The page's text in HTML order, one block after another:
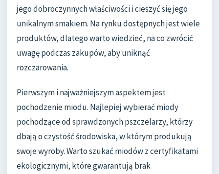
jego dobroczynnych właściwości i cieszyć się jego
unikalnym smakiem. Na rynku dostępnych jest wiele
produktów, dlatego warto wiedzieć, na co zwrócić
uwagę podczas zakupów, aby uniknąć
rozczarowania.
Pierwszym i najważniejszym aspektem jest
pochodzenie miodu. Najlepiej wybierać miody
pochodzące od sprawdzonych pszczelarzy, którzy
dbają o czystość środowiska, w którym produkują
swoje wyroby. Warto szukać miodów z certyfikatami
ekologicznymi, które gwarantują brak